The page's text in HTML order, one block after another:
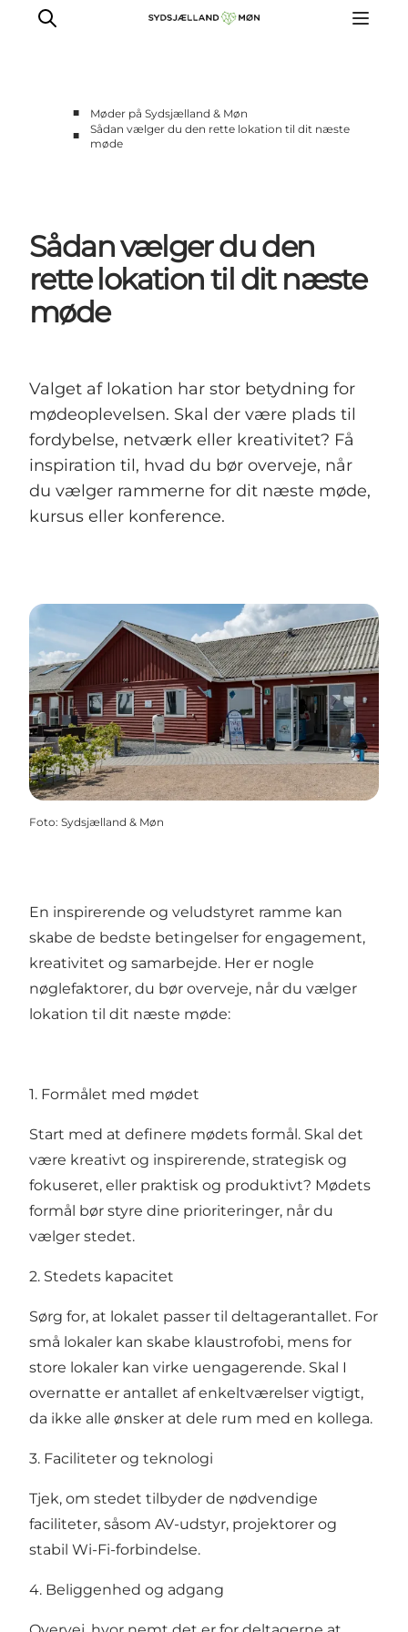
Møder i historiske rammer
De store møder
Teambuilding
■
Møder på Sydsjælland & Møn
■
Sådan vælger du den rette lokation til dit næste
møde
Sådan vælger du den
rette lokation til dit næste
møde
Valget af lokation har stor betydning for
mødeoplevelsen. Skal der være plads til
fordybelse, netværk eller kreativitet? Få
inspiration til, hvad du bør overveje, når
du vælger rammerne for dit næste møde,
kursus eller konference.
Foto: Sydsjælland & Møn
En inspirerende og veludstyret ramme kan
skabe de bedste betingelser for engagement,
kreativitet og samarbejde. Her er nogle
nøglefaktorer, du bør overveje, når du vælger
lokation til dit næste møde:
1. Formålet med mødet
Start med at definere mødets formål. Skal det
være kreativt og inspirerende, strategisk og
fokuseret, eller praktisk og produktivt? Mødets
formål bør styre dine prioriteringer, når du
vælger stedet.
2. Stedets kapacitet
Sørg for, at lokalet passer til deltagerantallet. For
små lokaler kan skabe klaustrofobi, mens for
store lokaler kan virke uengagerende. Skal I
overnatte er antallet af enkeltværelser vigtigt,
da ikke alle ønsker at dele rum med en kollega.
3. Faciliteter og teknologi
Tjek, om stedet tilbyder de nødvendige
faciliteter, såsom AV-udstyr, projektorer og
stabil Wi-Fi-forbindelse.
4. Beliggenhed og adgang